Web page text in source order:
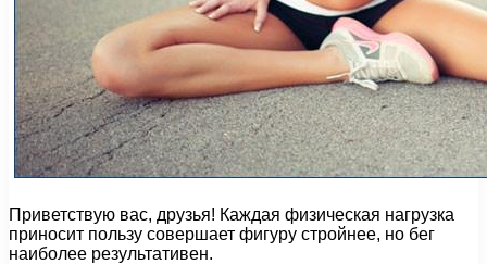
Приветствую вас, друзья! Каждая физическая нагрузка
приносит пользу совершает фигуру стройнее, но бег
наиболее результативен.